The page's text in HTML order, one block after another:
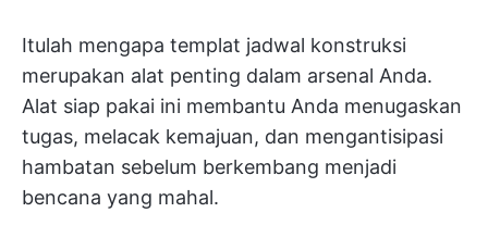
Itulah mengapa templat jadwal konstruksi
merupakan alat penting dalam arsenal Anda.
Alat siap pakai ini membantu Anda menugaskan
tugas, melacak kemajuan, dan mengantisipasi
hambatan sebelum berkembang menjadi
bencana yang mahal.